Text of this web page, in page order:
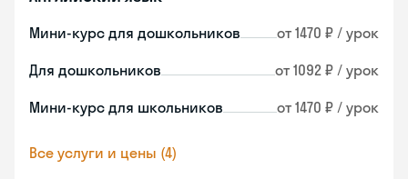
Мини-курс для дошкольников от 1470 ₽ / урок
Для дошкольников от 1092 ₽ / урок
Мини-курс для школьников от 1470 ₽ / урок
Все услуги и цены (4)